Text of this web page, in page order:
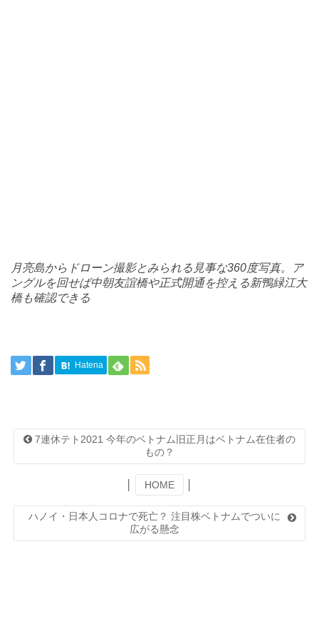
月亮島からドローン撮影とみられる見事な360度写真。ア
ングルを回せば中朝友誼橋や正式開通を控える新鴨緑江大
橋も確認できる
Hatena
7連休テト2021 今年のベトナム旧正月はベトナム在住者の
もの？
HOME
ハノイ・日本人コロナで死亡？ 注目株ベトナムでついに
広がる懸念